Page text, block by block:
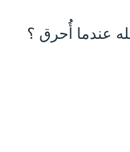
عندما أُُحرق ؟